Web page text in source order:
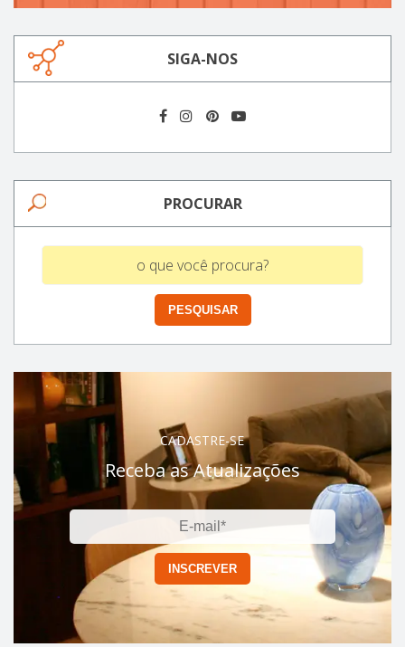
SIGA-NOS
PROCURAR
CADASTRE-SE
Receba as Atualizações